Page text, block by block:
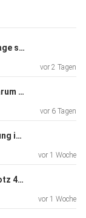
#255 450.000 € werden 2,1 Mio.: Lage schlägt Mietrendite | Insights von Daniel Kleinert
vor 2 Tagen
#254 7,5 Stunden bis zum Kauf: warum Vertrauen skaliert | Insights von Alexander Schmid
vor 6 Tagen
#253 17.500 Euro mehr Abschreibung im Jahr | Insights von Steuerfabi & DIMBEG
vor 1 Woche
#252 Faktor 8,5 Deal abgelehnt trotz 465 Einheiten | Insights von Helge König
vor 1 Woche